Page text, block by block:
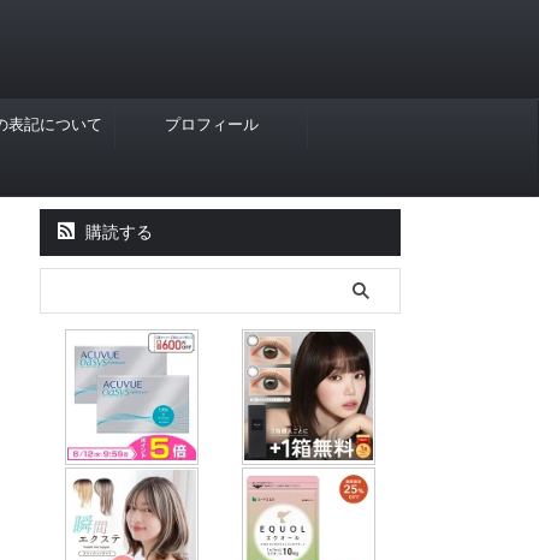
表記について プロフィール
購読する